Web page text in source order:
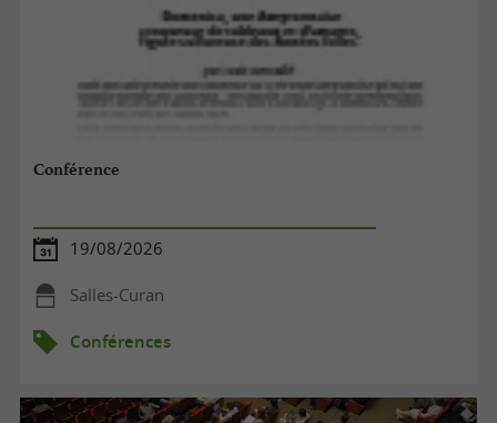
Conférence
19/08/2026
Salles-Curan
Conférences